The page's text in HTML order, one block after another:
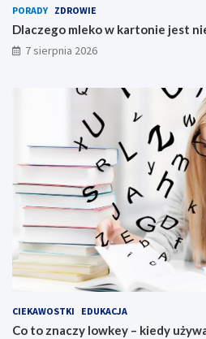
PORADY ZDROWIE
Dlaczego mleko w kartonie jest
7 sierpnia 2026
CIEKAWOSTKI EDUKACJA
Co to znaczy lowkey – kiedy